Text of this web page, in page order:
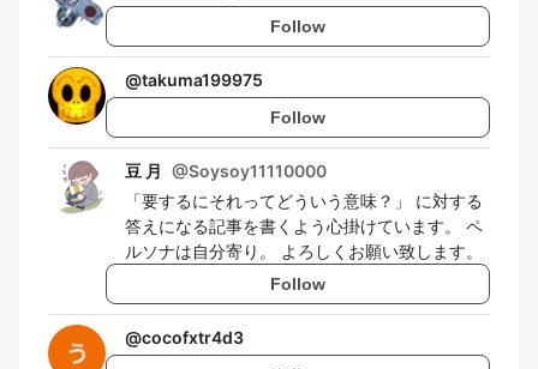
Follow
@takuma199975
Follow
豆 月 @Soysoy11110000
「要するにそれってどういう意味？」 に対する
答えになる記事を書くよう心掛けています。 ペ
ルソナは自分寄り。 よろしくお願い致します。
Follow
@cocofxtr4d3